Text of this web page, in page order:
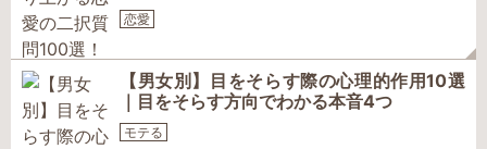
恋愛
【男女別】目をそらす際の心理的作用10選
｜目をそらす方向でわかる本音4つ
モテる